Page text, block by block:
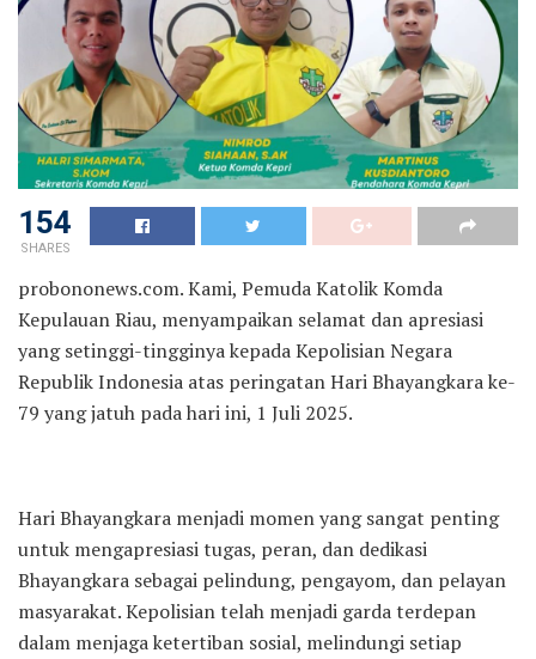
154
SHARES
probononews.com. Kami, Pemuda Katolik Komda
Kepulauan Riau, menyampaikan selamat dan apresiasi
yang setinggi-tingginya kepada Kepolisian Negara
Republik Indonesia atas peringatan Hari Bhayangkara ke-
79 yang jatuh pada hari ini, 1 Juli 2025.
Hari Bhayangkara menjadi momen yang sangat penting
untuk mengapresiasi tugas, peran, dan dedikasi
Bhayangkara sebagai pelindung, pengayom, dan pelayan
masyarakat. Kepolisian telah menjadi garda terdepan
dalam menjaga ketertiban sosial, melindungi setiap